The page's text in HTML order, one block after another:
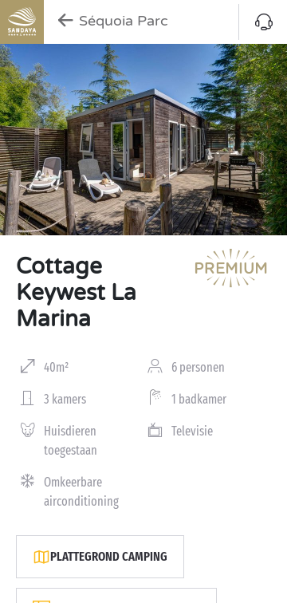
Séquoia Parc
Cottage
Keywest La
Marina
40m² 6 personen
3 kamers 1 badkamer
Huisdieren
toegestaan
Televisie
Omkeerbare
airconditioning
PLATTEGROND CAMPING